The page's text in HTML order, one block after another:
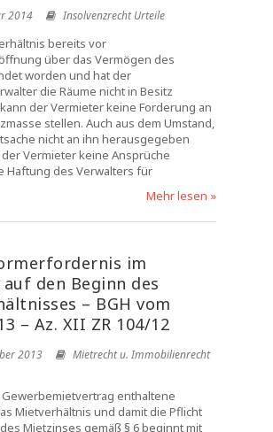
2014 Insolvenzrecht Urteile
bereits vor
über das Vermögen des
worden und hat der
die Räume nicht in Besitz
der Vermieter keine Forderung an
stellen. Auch aus dem Umstand,
nicht an ihn herausgegeben
Vermieter keine Ansprüche
Haftung des Verwalters für
Mehr lesen »
im
den Beginn des
– BGH vom
– Az. XII ZR 104/12
2013
Mietrecht u. Immobilienrecht
enthaltene
Mietverhältnis und damit die Pflicht
Mietzinses gemäß § 6 beginnt mit